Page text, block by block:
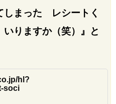
しまった レシートく
りますか（笑）』と
hl?
soci